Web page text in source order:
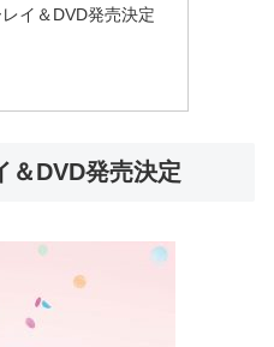
レイ＆DVD発売決定
＆DVD発売決定